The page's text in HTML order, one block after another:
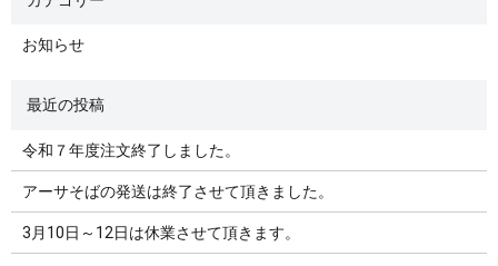
お知らせ
令和７年度注文終了しました。
アーサそばの発送は終了させて頂きました。
3月10日～12日は休業させて頂きます。